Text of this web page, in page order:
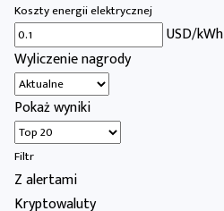
Koszty energii elektrycznej
USD/kWh
Wyliczenie nagrody
Pokaż wyniki
Filtr
Z alertami
Kryptowaluty